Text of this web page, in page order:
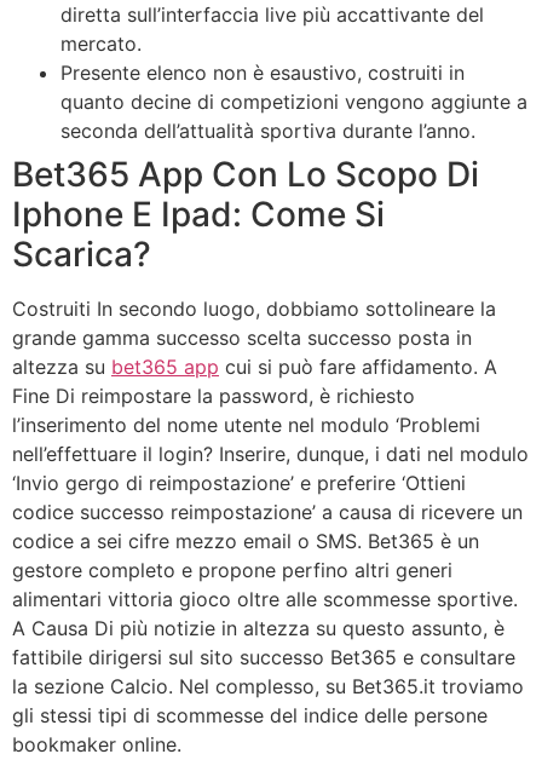
diretta sull’interfaccia live più accattivante del
mercato.
Presente elenco non è esaustivo, costruiti in
quanto decine di competizioni vengono aggiunte a
seconda dell’attualità sportiva durante l’anno.
Bet365 App Con Lo Scopo Di
Iphone E Ipad: Come Si
Scarica?
Costruiti In secondo luogo, dobbiamo sottolineare la
grande gamma successo scelta successo posta in
altezza su bet365 app cui si può fare affidamento. A
Fine Di reimpostare la password, è richiesto
l’inserimento del nome utente nel modulo ‘Problemi
nell’effettuare il login? Inserire, dunque, i dati nel modulo
‘Invio gergo di reimpostazione’ e preferire ‘Ottieni
codice successo reimpostazione’ a causa di ricevere un
codice a sei cifre mezzo email o SMS. Bet365 è un
gestore completo e propone perfino altri generi
alimentari vittoria gioco oltre alle scommesse sportive.
A Causa Di più notizie in altezza su questo assunto, è
fattibile dirigersi sul sito successo Bet365 e consultare
la sezione Calcio. Nel complesso, su Bet365.it troviamo
gli stessi tipi di scommesse del indice delle persone
bookmaker online.